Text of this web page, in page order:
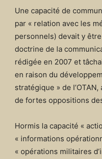
Une capacité de
par « relation avec les
personnels) devait y
doctrine de la
rédigée en 2007 et
en raison du
stratégique » de
de fortes oppositions
Hormis la capacité «
« informations
« opérations militaires